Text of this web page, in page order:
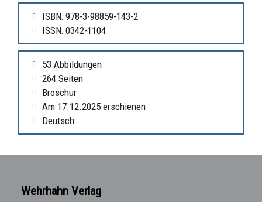
ISBN: 978-3-98859-143-2
ISSN: 0342-1104
53 Abbildungen
264 Seiten
Broschur
Am 17.12.2025 erschienen
Deutsch
Wehrhahn Verlag